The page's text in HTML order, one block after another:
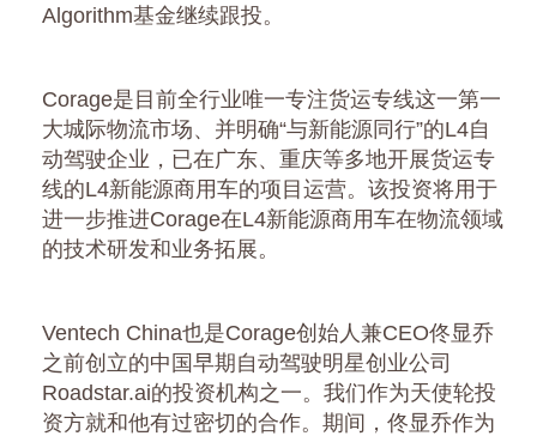
Algorithm基金继续跟投。
Corage是目前全行业唯一专注货运专线这一第一
大城际物流市场、并明确“与新能源同行”的L4自
动驾驶企业，已在广东、重庆等多地开展货运专
线的L4新能源商用车的项目运营。该投资将用于
进一步推进Corage在L4新能源商用车在物流领域
的技术研发和业务拓展。
Ventech China也是Corage创始人兼CEO佟显乔
之前创立的中国早期自动驾驶明星创业公司
Roadstar.ai的投资机构之一。我们作为天使轮投
资方就和他有过密切的合作。期间，佟显乔作为